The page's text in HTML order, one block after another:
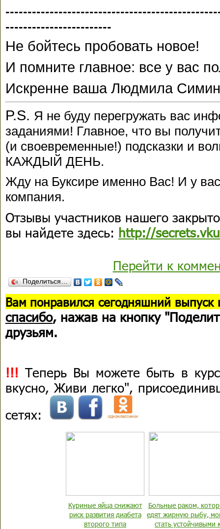
------------------------
Не бойтесь пробовать новое!
И помните главное: все у вас
Искренне ваша Людмила
P.S. Я не буду перегружать вас
заданиями! Главное, что вы
(и своевременные!) подсказки и
КАЖДЫЙ ДЕНЬ.
Жду на Буксире именно Вас! И у
компания.
Отзывы участников нашего
вы найдете здесь: http://
Перейти к
Поделиться…
Вам понравился сегодняшний выпуск
спасибо, нажав на кнопку
друзьям.
!!! Теперь Вы можете быть в
вкусно, Живи легко",
сетях:
Куриные яйца снижают
риск развития диабета
второго типа
Больные раком,
едят жирную рыбу,
стать устойчивыми